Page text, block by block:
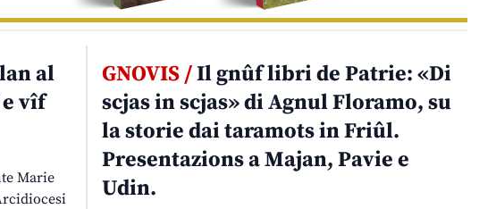
al
vîf
Marie
GNOVIS /Il gnûf libri de Patrie: «Di
scjas in scjas» di Agnul Floramo, su
la storie dai taramots in Friûl.
Presentazions a Majan, Pavie e
Udin.